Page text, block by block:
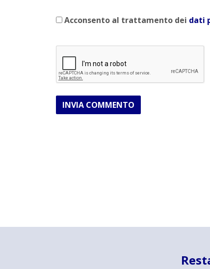
Acconsento al trattamento dei dati
INVIA COMMENTO